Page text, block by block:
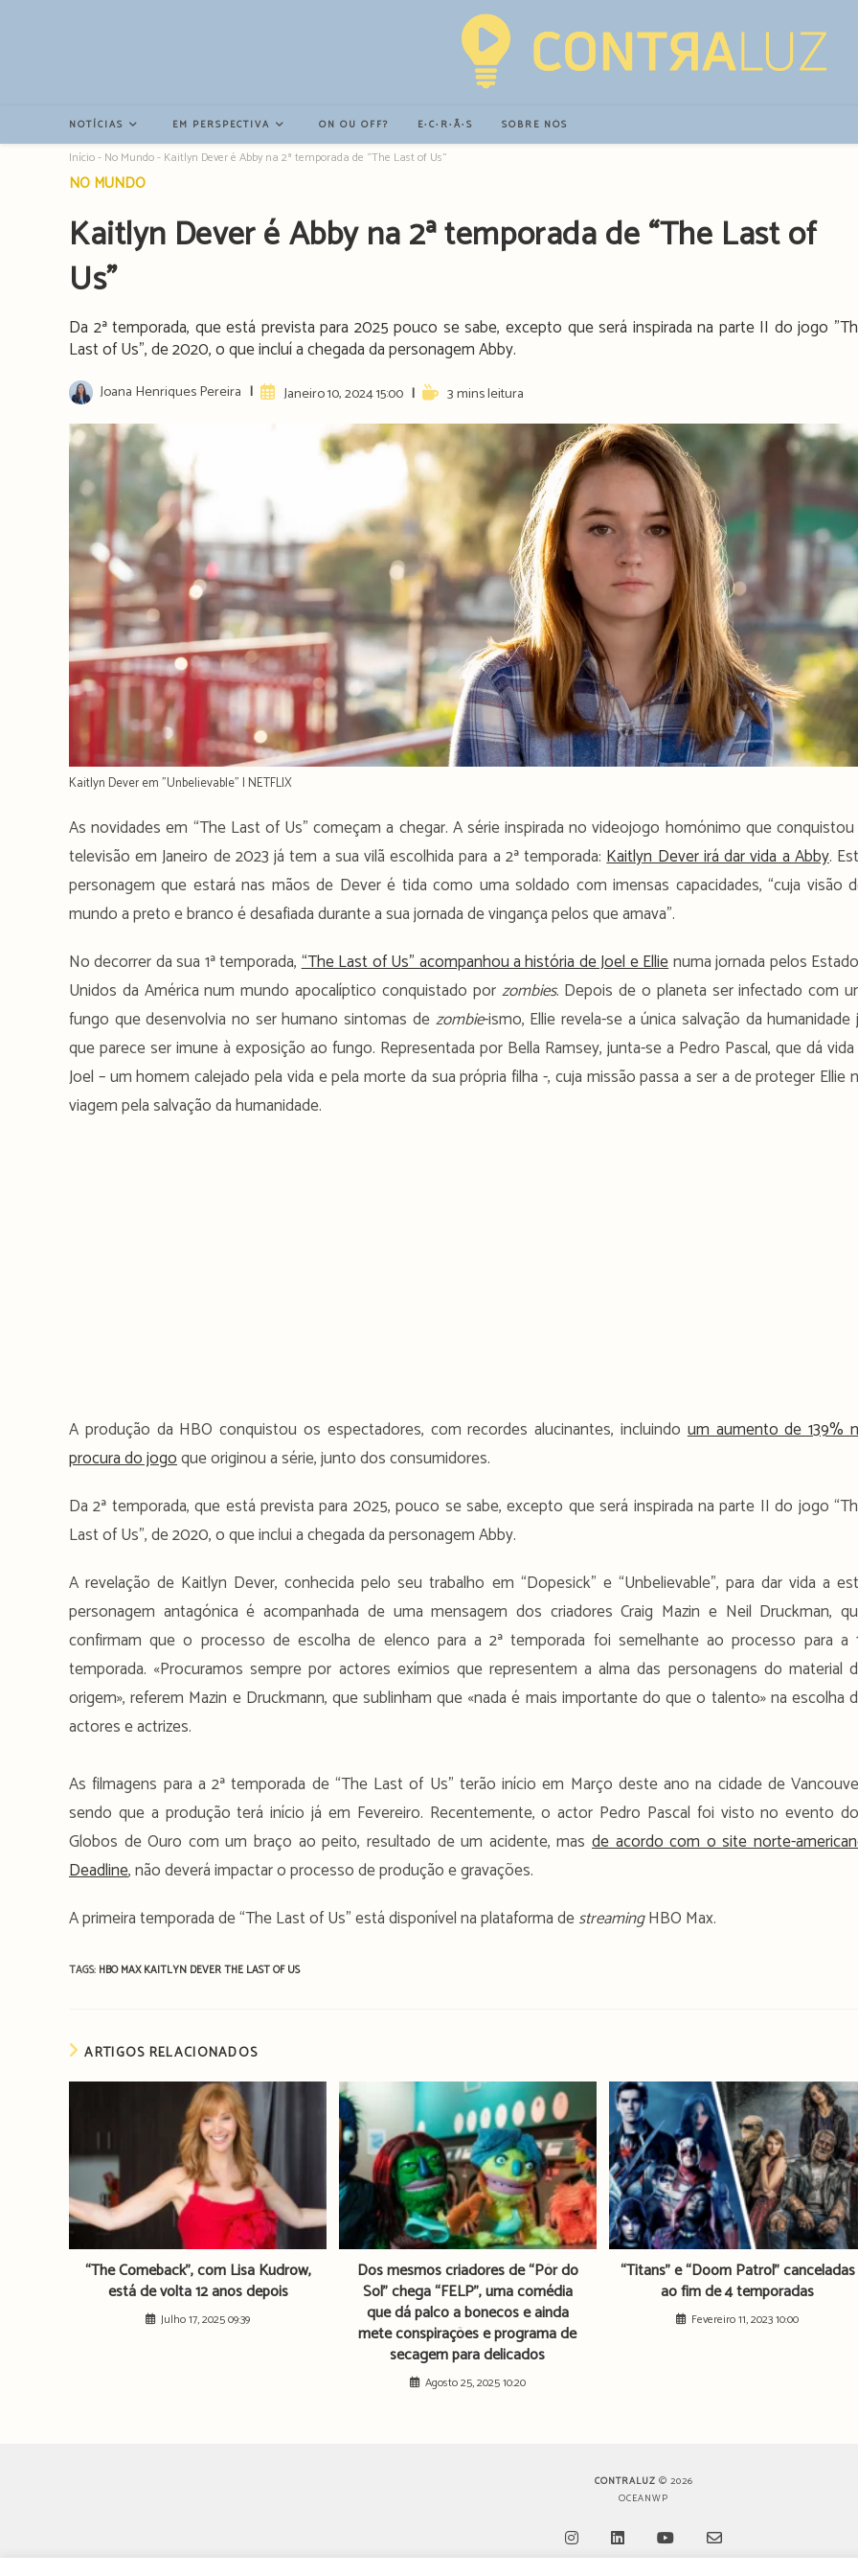
NOTÍCIAS EM PERSPECTIVA ON OU OFF? E∙C∙R∙Ã∙S SOBRE NÓS
Início- No Mundo- Kaitlyn Dever é Abby na 2ª temporada de “The Last of Us”
Post
NO MUNDO
Kaitlyn Dever é Abby na 2ª temporada de “The Last of
Us”
Da 2ª temporada, que está prevista para 2025 pouco se sabe, excepto que será inspirada na parte II do jogo
Last of Us", de 2020, o que incluí a chegada da personagem Abby.
Post
author:
Joana Henriques Pereira
ArtigoJaneiro 10, 2024 15:00
Reading3 mins leitura
Kaitlyn Dever em "Unbelievable" | NETFLIX
As novidades em “The Last of Us” começam a chegar. A série inspirada no videojogo homónimo que conquistou
televisão em Janeiro de 2023 já tem a sua vilã escolhida para a 2ª temporada:Kaitlyn Dever irá dar vida a Abby.
personagem que estará nas mãos de Dever é tida como uma soldado com imensas capacidades, “cuja visão
mundo a preto e branco é desafiada durante a sua jornada de vingança pelos que amava”.
No decorrer da sua 1ª temporada,“The Last of Us” acompanhou a história de Joel e Ellienuma jornada pelos
Unidos da América num mundo apocalíptico conquistado por zombies. Depois de o planeta ser infectado com
fungo que desenvolvia no ser humano sintomas de zombie-ismo, Ellie revela-se a única salvação da humanidade
que parece ser imune à exposição ao fungo. Representada por Bella Ramsey, junta-se a Pedro Pascal, que dá vida
Joel – um homem calejado pela vida e pela morte da sua própria filha -, cuja missão passa a ser a de proteger Ellie
viagem pela salvação da humanidade.
A produção da HBO conquistou os espectadores, com recordes alucinantes, incluindoum aumento de 139%
procura do jogoque originou a série, junto dos consumidores.
Da 2ª temporada, que está prevista para 2025, pouco se sabe, excepto que será inspirada na parte II do jogo
Last of Us”, de 2020, o que inclui a chegada da personagem Abby.
A revelação de Kaitlyn Dever, conhecida pelo seu trabalho em “Dopesick” e “Unbelievable”, para dar vida a
personagem antagónica é acompanhada de uma mensagem dos criadores Craig Mazin e Neil Druckman,
confirmam que o processo de escolha de elenco para a 2ª temporada foi semelhante ao processo para a
temporada. «Procuramos sempre por actores exímios que representem a alma das personagens do material
origem», referem Mazin e Druckmann, que sublinham que «nada é mais importante do que o talento» na escolha
actores e actrizes.
As filmagens para a 2ª temporada de “The Last of Us” terão início em Março deste ano na cidade de
sendo que a produção terá início já em Fevereiro. Recentemente, o actor Pedro Pascal foi visto no evento
Globos de Ouro com um braço ao peito, resultado de um acidente, mas de acordo com o site norte-
Deadline, não deverá impactar o processo de produção e gravações.
A primeira temporada de “The Last of Us” está disponível na plataforma destreamingHBO Max.
TAGS: HBO MAXKAITLYN DEVERTHE LAST OF US
ARTIGOS RELACIONADOS
“The Comeback”, com Lisa Kudrow,
está de volta 12 anos depois
Julho 17, 2025 09:39
Dos mesmos criadores de “Pôr do
Sol” chega “FELP”, uma comédia
que dá palco a bonecos e ainda
mete conspirações e programa de
secagem para delicados
Agosto 25, 2025 10:20
“Titans” e “Doom Patrol” canceladas
ao fim de 4 temporadas
Fevereiro 11, 2023 10:00
CONTRALUZ © 2026
OCEANWP